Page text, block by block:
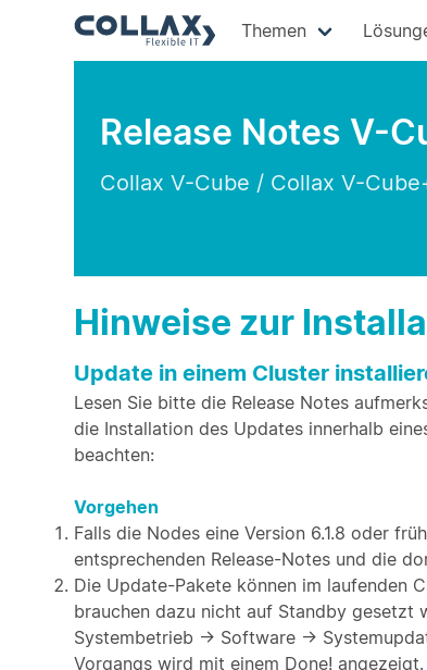
Themen
Release Notes V-
Collax V-Cube / Collax V-
Hinweise zur
Update in einem Cluster
Lesen Sie bitte die Release Notes
die Installation des Updates innerhalb
beachten:
Vorgehen
Falls die Nodes eine Version 6.1.8 oder
entsprechenden Release-Notes und die
Die Update-Pakete können im laufenden
brauchen dazu nicht auf Standby gesetzt
Systembetrieb → Software →
Vorgangs wird mit einem Done!